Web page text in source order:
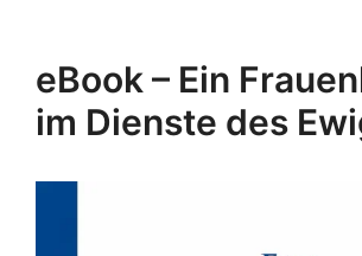
eBook – Ein
im Dienste des